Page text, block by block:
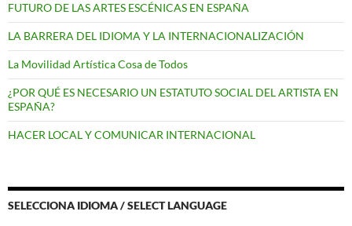
FUTURO DE LAS ARTES ESCÉNICAS EN ESPAÑA
LA BARRERA DEL IDIOMA Y LA INTERNACIONALIZACIÓN
La Movilidad Artística Cosa de Todos
¿POR QUÉ ES NECESARIO UN ESTATUTO SOCIAL DEL ARTISTA EN
ESPAÑA?
HACER LOCAL Y COMUNICAR INTERNACIONAL
SELECCIONA IDIOMA / SELECT LANGUAGE